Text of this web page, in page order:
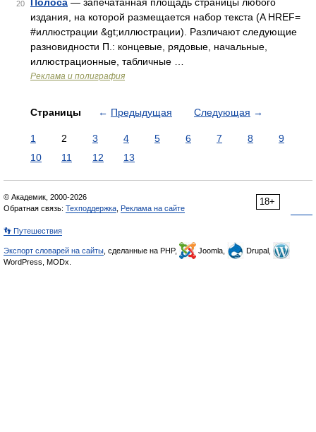
20
издания, на которой размещается набор текста (A HREF=
#иллюстрации &gt;иллюстрации). Различают следующие
разновидности П.: концевые, рядовые, начальные,
иллюстрационные, табличные …
Реклама и полиграфия
Страницы ← Предыдущая Следующая →
1 2 3 4 5 6 7 8
9
10
11 12 13
18+
© Академик, 2000-2026
Обратная связь: Техподдержка Реклама на сайте
👣 Путешествия
Экспорт словарей на сайты , сделанные на PHP, Joomla,
Drupal,
WordPress, MODx.